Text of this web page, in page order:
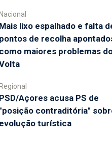
Nacional
Mais lixo espalhado e falta
pontos de recolha
como maiores problemas
Regional
PSD/Açores acusa PS de
"posição contraditória"
evolução turística